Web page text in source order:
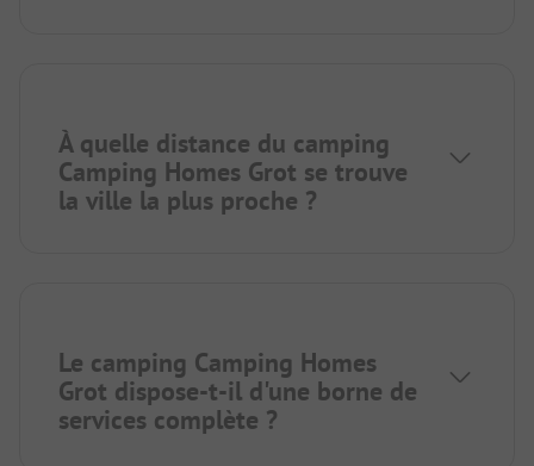
À quelle distance du camping
Camping Homes Grot se trouve
la ville la plus proche ?
Le camping Camping Homes
Grot dispose-t-il d'une borne de
services complète ?